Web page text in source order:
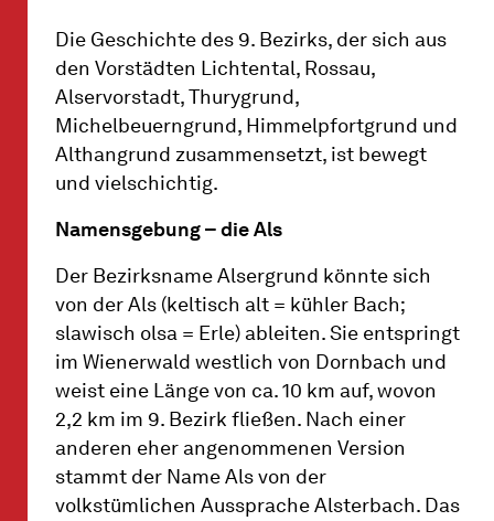
Die Geschichte des 9. Bezirks, der sich aus
den Vorstädten Lichtental, Rossau,
Alservorstadt, Thurygrund,
Michelbeuerngrund, Himmelpfortgrund und
Althangrund zusammensetzt, ist bewegt
und vielschichtig.
Namensgebung – die Als
Der Bezirksname Alsergrund könnte sich
von der Als (keltisch alt = kühler Bach;
slawisch olsa = Erle) ableiten. Sie entspringt
im Wienerwald westlich von Dornbach und
weist eine Länge von ca. 10 km auf, wovon
2,2 km im 9. Bezirk fließen. Nach einer
anderen eher angenommenen Version
stammt der Name Als von der
volkstümlichen Aussprache Alsterbach. Das